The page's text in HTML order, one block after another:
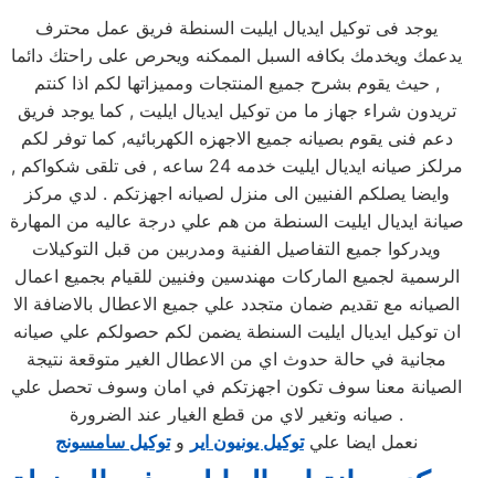
يوجد فى توكيل ايديال ايليت السنطة فريق عمل محترف
يدعمك ويخدمك بكافه السبل الممكنه ويحرص على راحتك دائما
, حيث يقوم بشرح جميع المنتجات ومميزاتها لكم اذا كنتم
تريدون شراء جهاز ما من توكيل ايديال ايليت , كما يوجد فريق
دعم فنى يقوم بصيانه جميع الاجهزه الكهربائيه, كما توفر لكم
مرلكز صيانه ايديال ايليت خدمه 24 ساعه , فى تلقى شكواكم ,
وايضا يصلكم الفنيين الى منزل لصيانه اجهزتكم . لدي مركز
صيانة ايديال ايليت السنطة من هم علي درجة عاليه من المهارة
ويدركوا جميع التفاصيل الفنية ومدربين من قبل التوكيلات
الرسمية لجميع الماركات مهندسين وفنيين للقيام بجميع اعمال
الصيانه مع تقديم ضمان متجدد علي جميع الاعطال بالاضافة الا
ان توكيل ايديال ايليت السنطة يضمن لكم حصولكم علي صيانه
مجانية في حالة حدوث اي من الاعطال الغير متوقعة نتيجة
الصيانة معنا سوف تكون اجهزتكم في امان وسوف تحصل علي
صيانه وتغير لاي من قطع الغيار عند الضرورة .
نعمل ايضا عليتوكيل يونيون اير وتوكيل سامسونج